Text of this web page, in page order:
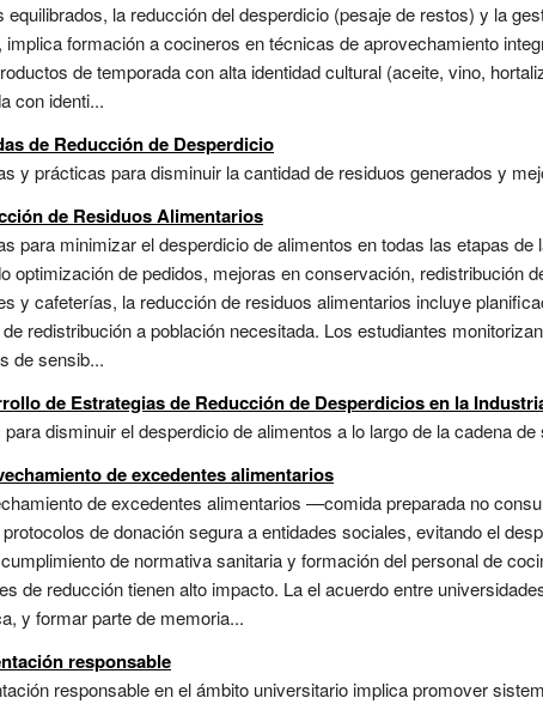
equilibrados, la reducción del desperdicio (pesaje de restos) y la
implica formación a cocineros en técnicas de aprovechamiento
de temporada con alta identidad cultural (aceite, vino,
con identi...
de Reducción de Desperdicio
y prácticas para disminuir la cantidad de residuos generados y
de Residuos Alimentarios
para minimizar el desperdicio de alimentos en todas las etapas
optimización de pedidos, mejoras en conservación, redistribución
y cafeterías, la reducción de residuos alimentarios incluye
redistribución a población necesitada. Los estudiantes
de sensib...
de Estrategias de Reducción de Desperdicios en la
disminuir el desperdicio de alimentos a lo largo de la cadena
de excedentes alimentarios
de excedentes alimentarios —comida preparada no
de donación segura a entidades sociales, evitando el
de normativa sanitaria y formación del personal de
de reducción tienen alto impacto. La el acuerdo entre
y formar parte de memoria...
responsable
responsable en el ámbito universitario implica promover